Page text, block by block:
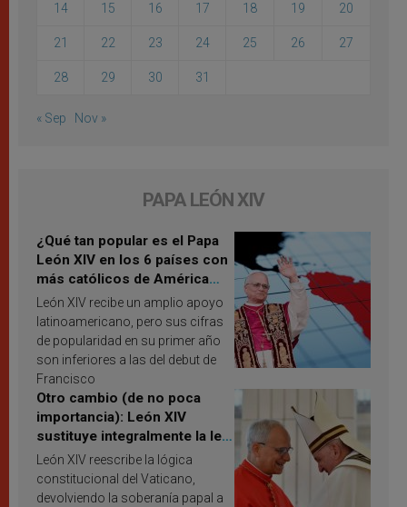
14 15 16 17 18 19 20
21 22 23 24 25 26 27
28 29 30 31
« Sep Nov »
PAPA LEÓN XIV
¿Qué tan popular es el Papa
León XIV en los 6 países con
más católicos de América
Latina en 2026? Publican
resultados de investigación
León XIV recibe un amplio apoyo
latinoamericano, pero sus cifras
de popularidad en su primer año
son inferiores a las del debut de
Francisco
Otro cambio (de no poca
importancia): León XIV
sustituye integralmente la ley
vaticana de Papa Francisco
León XIV reescribe la lógica
constitucional del Vaticano,
devolviendo la soberanía papal a